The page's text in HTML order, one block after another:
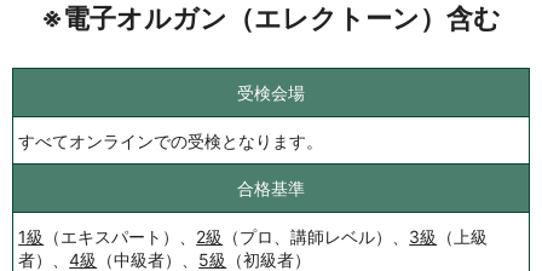
※電子オルガン（エレクトーン）含む
受検会場
すべてオンラインでの受検となります。
合格基準
1級 （エキスパート）、 2級 （プロ、講師レベル）、 3級
（上級
者）、4級 （中級者）、 5級 （初級者）